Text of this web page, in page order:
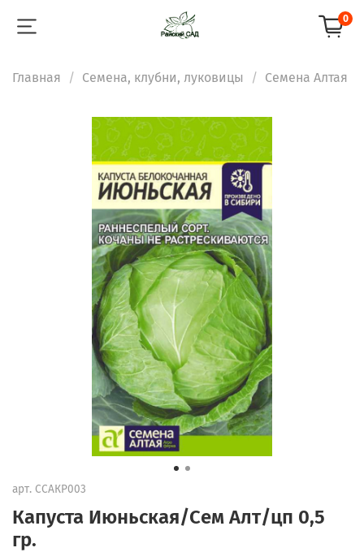
0
Главная Семена, клубни, луковицы Семена Алтая
арт. ССАКР003
Капуста Июньская/Сем Алт/цп 0,5
гр.